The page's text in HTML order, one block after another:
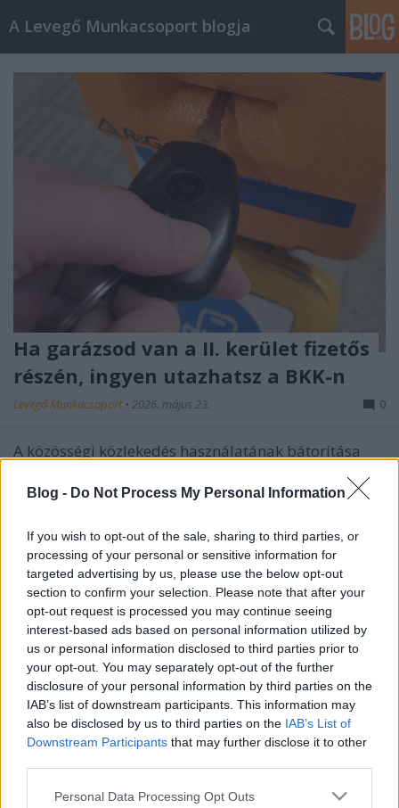
Blog - Do Not Process My Personal Information
If you wish to opt-out of the sale, sharing to third parties, or
processing of your personal or sensitive information for
targeted advertising by us, please use the below opt-out
section to confirm your selection. Please note that after your
opt-out request is processed you may continue seeing
interest-based ads based on personal information utilized by
us or personal information disclosed to third parties prior to
your opt-out. You may separately opt-out of the further
disclosure of your personal information by third parties on the
IAB’s list of downstream participants. This information may
also be disclosed by us to third parties on the IAB’s List of
Downstream Participants that may further disclose it to other
Please note that this website/app uses one or more Google
Personal Data Processing Opt Outs
A Levegő Munkacsoport blogja
Ha garázsod van a II. kerület fizetős
részén, ingyen utazhatsz a BKK-n
Levegő Munkacsoport • 2026. május 23. 0
A közösségi közlekedés használatának bátorítása
közlekedés kevesebb kibocsátással, lég- és
közterület igénye, mint az autóhasználatnak. De
mint mindenhol, az ördög itt is a részletekben lakik,
és mint a II.…